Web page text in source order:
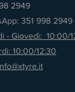
2949
351 998 2949
- Giovedì: 10:00/
10:00/12:30